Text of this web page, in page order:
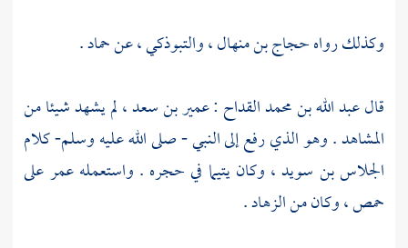
وكذلك رواهحجاج بن منهال،والتبوذكي، عنحماد.
قالعبد الله بن محمد القداح :عمير بن سعد، لم يشهد شيئا من
المشاهد . وهو الذي رفع إلى النبي - صلى الله عليه وسلم- كلام
الجلاس بن سويد، وكان يتيما في حجره . واستعملهعمرعلى
حمص، وكان من الزهاد .